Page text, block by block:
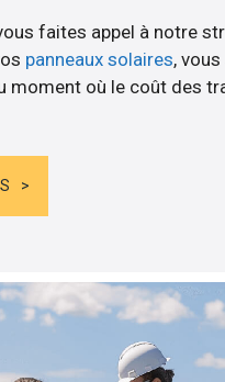
faites appel à notre
panneaux solaires,
moment où le coût des